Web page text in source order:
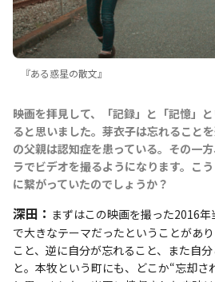
『ある惑星の散文』
――映画を拝見して、「記録」と「記憶」
ると思いました。芽衣子は忘れること
の父親は認知症を患っている。その一
ラでビデオを撮るようになります。こ
に繋がっていたのでしょうか？
深田： まずはこの映画を撮った2016
で大きなテーマだったということがあ
こと、逆に自分が忘れること、また自
と。本牧という町にも、どこか“忘却さ